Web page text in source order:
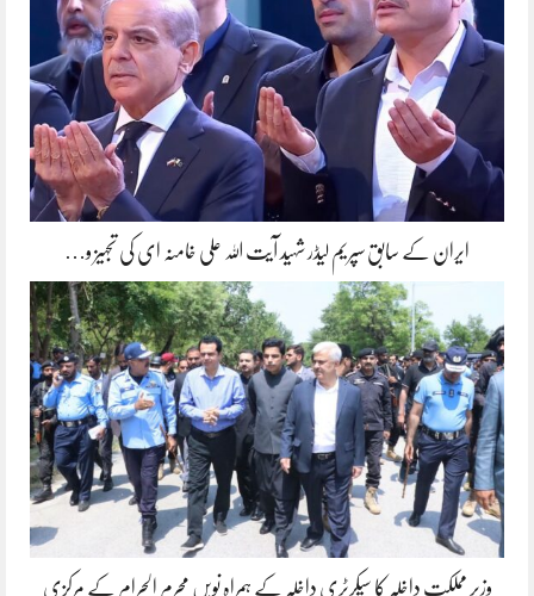
ایران کے سابق سپریم لیڈر شہید آیت اللہ علی خامنہ ای کی تجہیز و…
وزیر مملکت داخلہ کا سیکرٹری داخلہ کے ہمراہ نویں محرم الحرام کے مرکزی